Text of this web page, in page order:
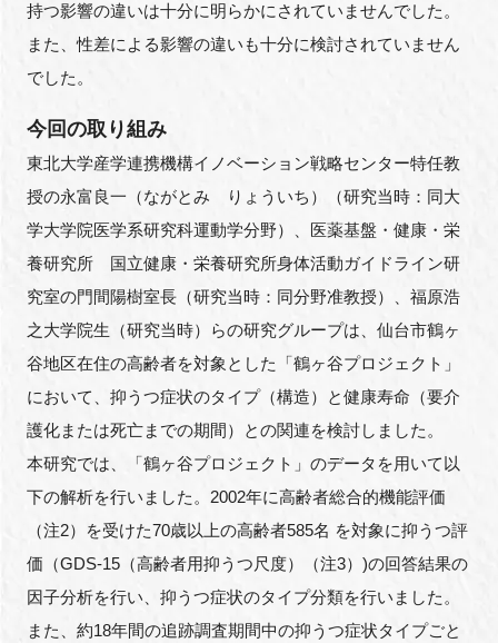
持つ影響の違いは十分に明らかにされていませんでした。
また、性差による影響の違いも十分に検討されていません
でした。
今回の取り組み
東北大学産学連携機構イノベーション戦略センター特任教
授の永富良一（ながとみ りょういち）（研究当時：同大
学大学院医学系研究科運動学分野）、医薬基盤・健康・栄
養研究所 国立健康・栄養研究所身体活動ガイドライン研
究室の門間陽樹室長（研究当時：同分野准教授）、福原浩
之大学院生（研究当時）らの研究グループは、仙台市鶴ヶ
谷地区在住の高齢者を対象とした「鶴ヶ谷プロジェクト」
において、抑うつ症状のタイプ（構造）と健康寿命（要介
護化または死亡までの期間）との関連を検討しました。
本研究では、「鶴ヶ谷プロジェクト」のデータを用いて以
下の解析を行いました。2002年に高齢者総合的機能評価
（注2）を受けた70歳以上の高齢者585名 を対象に抑うつ評
価（GDS-15（高齢者用抑うつ尺度）（注3）)の回答結果の
因子分析を行い、抑うつ症状のタイプ分類を行いました。
また、約18年間の追跡調査期間中の抑うつ症状タイプごと